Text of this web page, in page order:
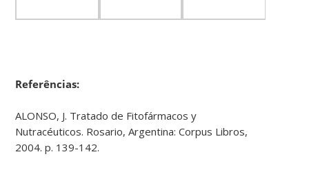
Referências:
ALONSO, J. Tratado de Fitofármacos y
Nutracéuticos. Rosario, Argentina: Corpus Libros,
2004. p. 139-142.